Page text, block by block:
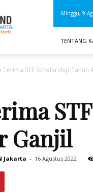
Minggu, 9
TENTANG
Terima STF Scholarship
Ganjil
Jakarta - 16 Agustus 2022